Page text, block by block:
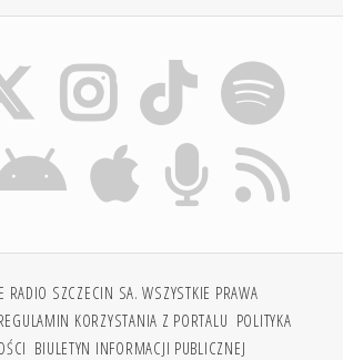
SZCZECIN SA. WSZYSTKIE PRAWA
KORZYSTANIA Z PORTALU POLITYKA
BIULETYN INFORMACJI PUBLICZNEJ